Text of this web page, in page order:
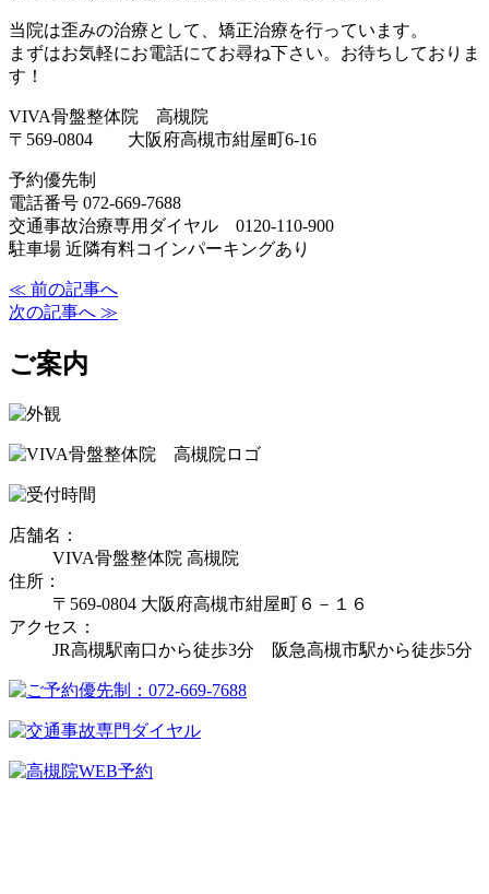
当院は歪みの治療として、矯正治療を行っています。
まずはお気軽にお電話にてお尋ね下さい。お待ちしておりま
す！
VIVA骨盤整体院 高槻院
〒569-0804 大阪府高槻市紺屋町6-16
予約優先制
電話番号 072-669-7688
交通事故治療専用ダイヤル 0120-110-900
駐車場 近隣有料コインパーキングあり
≪ 前の記事へ
次の記事へ ≫
ご案内
店舗名：
VIVA骨盤整体院 高槻院
住所：
〒569-0804 大阪府高槻市紺屋町６－１６
アクセス：
JR高槻駅南口から徒歩3分 阪急高槻市駅から徒歩5分